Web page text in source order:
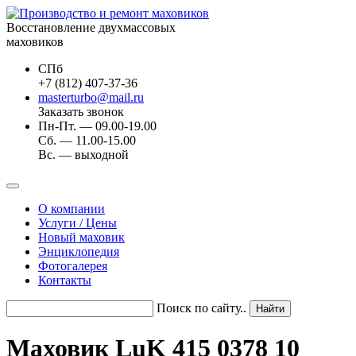
Восстановление двухмассовых
маховиков
СПб
+7 (812) 407-37-36
masterturbo@mail.ru
Заказать звонок
Пн-Пт. — 09.00-19.00
Сб. — 11.00-15.00
Вс. — выходной
О компании
Услуги / Цены
Новый маховик
Энциклопедия
Фотогалерея
Контакты
Поиск по сайту..
Маховик LuK 415 0378 10